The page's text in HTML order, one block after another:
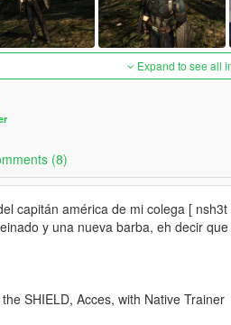
Expand to see all
(8)
capitán américa de mi colega [
y una nueva barba, eh decir
SHIELD, Acces, with Native Trainer